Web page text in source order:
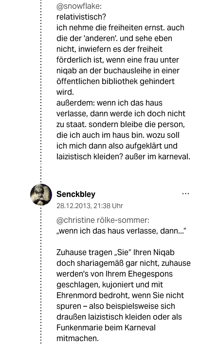
@snowflake:
relativistisch?
ich nehme die freiheiten ernst. auch
die der 'anderen'. und sehe eben
nicht, inwiefern es der freiheit
förderlich ist, wenn eine frau unter
niqab an der buchausleihe in einer
öffentlichen bibliothek gehindert
wird.
außerdem: wenn ich das haus
verlasse, dann werde ich doch nicht
zu staat. sondern bleibe die person,
die ich auch im haus bin. wozu soll
ich mich dann also aufgeklärt und
laizistisch kleiden? außer im karneval.
Senckbley
28.12.2013, 21:38 Uhr
@christine rölke-sommer:
„wenn ich das haus verlasse, dann...“
Zuhause tragen „Sie“ Ihren Niqab
doch shariagemäß gar nicht, zuhause
werden's von Ihrem Ehegespons
geschlagen, kujoniert und mit
Ehrenmord bedroht, wenn Sie nicht
spuren – also beispielsweise sich
draußen laizistisch kleiden oder als
Funkenmarie beim Karneval
mitmachen.